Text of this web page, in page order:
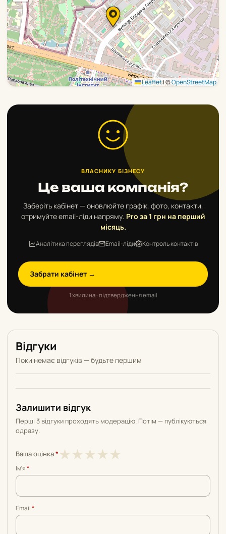
Leaflet|©OpenStreetMap
ВЛАСНИКУ БІЗНЕСУ
Це ваша компанія?
Заберіть кабінет — оновлюйте графік, фото, контакти,
отримуйте email-ліди напряму. Pro за 1 грн на перший
місяць.
Аналітика переглядів Email-ліди Контроль контактів
Забрати кабінет →
1 хвилина · підтвердження email
Відгуки
Поки немає відгуків — будьте першим
Залишити відгук
Перші 3 відгуки проходять модерацію. Потім — публікуються
одразу.
Ваша оцінка* ★
5
★4
5
★3
5
★2
5
★1
5
Імʼя*
Email*